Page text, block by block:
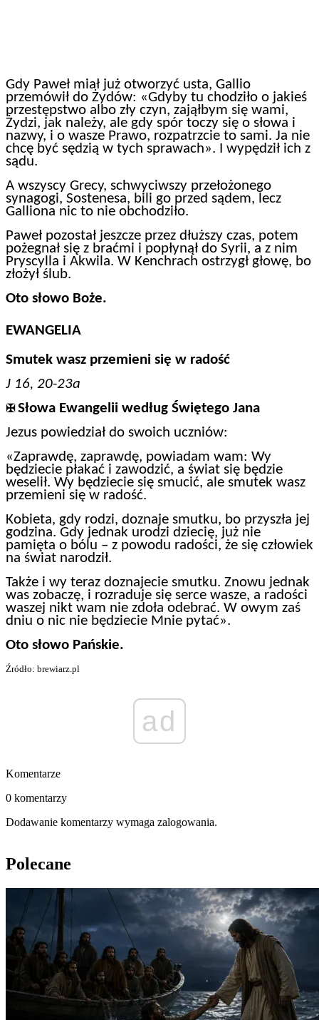
Gdy Paweł miał już otworzyć usta, Gallio
przemówił do Żydów: «Gdyby tu chodziło o jakieś
przestępstwo albo zły czyn, zająłbym się wami,
Żydzi, jak należy, ale gdy spór toczy się o słowa i
nazwy, i o wasze Prawo, rozpatrzcie to sami. Ja nie
chcę być sędzią w tych sprawach». I wypędził ich z
sądu.
A wszyscy Grecy, schwyciwszy przełożonego
synagogi, Sostenesa, bili go przed sądem, lecz
Galliona nic to nie obchodziło.
Paweł pozostał jeszcze przez dłuższy czas, potem
pożegnał się z braćmi i popłynął do Syrii, a z nim
Pryscylla i Akwila. W Kenchrach ostrzygł głowę, bo
złożył ślub.
Oto słowo Boże.
EWANGELIA
Smutek wasz przemieni się w radość
J 16, 20-23a
✠ Słowa Ewangelii według Świętego Jana
Jezus powiedział do swoich uczniów:
«Zaprawdę, zaprawdę, powiadam wam: Wy
będziecie płakać i zawodzić, a świat się będzie
weselił. Wy będziecie się smucić, ale smutek wasz
przemieni się w radość.
Kobieta, gdy rodzi, doznaje smutku, bo przyszła jej
godzina. Gdy jednak urodzi dziecię, już nie
pamięta o bólu – z powodu radości, że się człowiek
na świat narodził.
Także i wy teraz doznajecie smutku. Znowu jednak
was zobaczę, i rozraduje się serce wasze, a radości
waszej nikt wam nie zdoła odebrać. W owym zaś
dniu o nic nie będziecie Mnie pytać».
Oto słowo Pańskie.
Źródło: brewiarz.pl
ad
Komentarze
0 komentarzy
Dodawanie komentarzy wymaga zalogowania.
Polecane